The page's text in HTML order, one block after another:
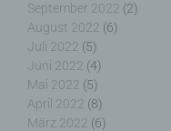
September 2022 (2)
August 2022 (6)
Juli 2022 (5)
Juni 2022 (4)
Mai 2022 (5)
April 2022 (8)
März 2022 (6)
k) Einwilligung
Einwilligung ist
freiwillig für den